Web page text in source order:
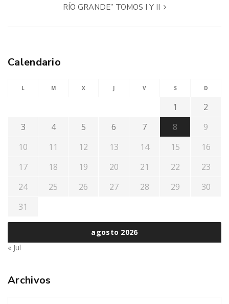
RÍO GRANDE” TOMOS I Y II
Calendario
agosto 2026
L M X J V S D
1
2
3
4 5 6 7 8
9
10
11 12 13 14 15
16
17
18 19 20 21 22
23
24
25 26 27 28 29
30
31
« Jul
Archivos